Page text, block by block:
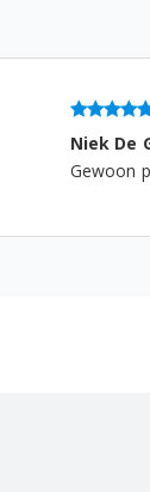
Niek De
Gewoon